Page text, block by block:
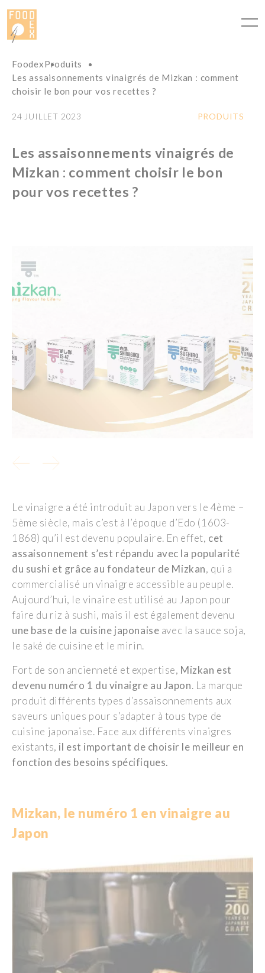
Panneau de gestion des cookies
FoodexProduits
Les assaisonnements vinaigrés de Mizkan : comment
choisir le bon pour vos recettes ?
24 JUILLET 2023 PRODUITS
Les assaisonnements vinaigrés de
Mizkan : comment choisir le bon
pour vos recettes ?
Le vinaigre a été introduit au Japon vers le 4ème –
5ème siècle, mais c’est à l’époque d’Edo (1603-
1868) qu’il est devenu populaire. En effet, cet
assaisonnement s’est répandu avec la popularité
du sushi et grâce au fondateur de Mizkan, qui a
commercialisé un vinaigre accessible au peuple.
Aujourd’hui, le vinaire est utilisé au Japon pour
faire du riz à sushi, mais il est également devenu
une base de la cuisine japonaise avec la sauce soja,
le saké de cuisine et le mirin.
Fort de son ancienneté et expertise, Mizkan est
devenu numéro 1 du vinaigre au Japon. La marque
produit différents types d’assaisonnements aux
saveurs uniques pour s’adapter à tous type de
cuisine japonaise. Face aux différents vinaigres
existants, il est important de choisir le meilleur en
fonction des besoins spécifiques.
Mizkan, le numéro 1 en vinaigre au
Japon